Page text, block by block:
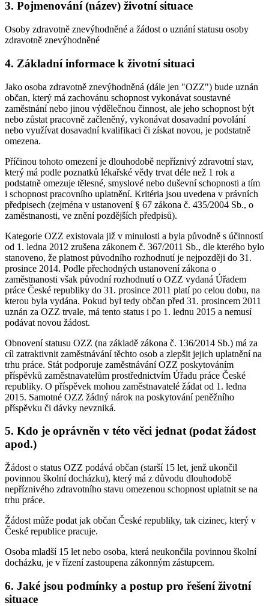
3. Pojmenování (název) životní situace
Osoby zdravotně znevýhodněné a žádost o uznání statusu osoby
zdravotně znevýhodněné
4. Základní informace k životní situaci
Jako osoba zdravotně znevýhodněná (dále jen "OZZ") bude uznán
občan, který má zachovánu schopnost vykonávat soustavné
zaměstnání nebo jinou výdělečnou činnost, ale jeho schopnost být
nebo zůstat pracovně začleněný, vykonávat dosavadní povolání
nebo využívat dosavadní kvalifikaci či získat novou, je podstatně
omezena.
Příčinou tohoto omezení je dlouhodobě nepříznivý zdravotní stav,
který má podle poznatků lékařské vědy trvat déle než 1 rok a
podstatně omezuje tělesné, smyslové nebo duševní schopnosti a tím
i schopnost pracovního uplatnění. Kritéria jsou uvedena v právních
předpisech (zejména v ustanovení § 67 zákona č. 435/2004 Sb., o
zaměstnanosti, ve znění pozdějších předpisů).
Kategorie OZZ existovala již v minulosti a byla původně s účinností
od 1. ledna 2012 zrušena zákonem č. 367/2011 Sb., dle kterého bylo
stanoveno, že platnost původního rozhodnutí je nejpozději do 31.
prosince 2014. Podle přechodných ustanovení zákona o
zaměstnanosti však původní rozhodnutí o OZZ vydaná Úřadem
práce České republiky do 31. prosince 2011 platí po celou dobu, na
kterou byla vydána. Pokud byl tedy občan před 31. prosincem 2011
uznán za OZZ trvale, má tento status i po 1. lednu 2015 a nemusí
podávat novou žádost.
Obnovení statusu OZZ (na základě zákona č. 136/2014 Sb.) má za
cíl zatraktivnit zaměstnávání těchto osob a zlepšit jejich uplatnění na
trhu práce. Stát podporuje zaměstnávání OZZ poskytováním
příspěvků zaměstnavatelům prostřednictvím Úřadu práce České
republiky. O příspěvek mohou zaměstnavatelé žádat od 1. ledna
2015. Samotné OZZ žádný nárok na poskytování peněžního
příspěvku či dávky nevzniká.
5. Kdo je oprávněn v této věci jednat (podat žádost
apod.)
Žádost o status OZZ podává občan (starší 15 let, jenž ukončil
povinnou školní docházku), který má z důvodu dlouhodobě
nepříznivého zdravotního stavu omezenou schopnost uplatnit se na
trhu práce.
Žádost může podat jak občan České republiky, tak cizinec, který v
České republice pracuje.
Osoba mladší 15 let nebo osoba, která neukončila povinnou školní
docházku, je v řízení zastoupena zákonným zástupcem.
6. Jaké jsou podmínky a postup pro řešení životní
situace